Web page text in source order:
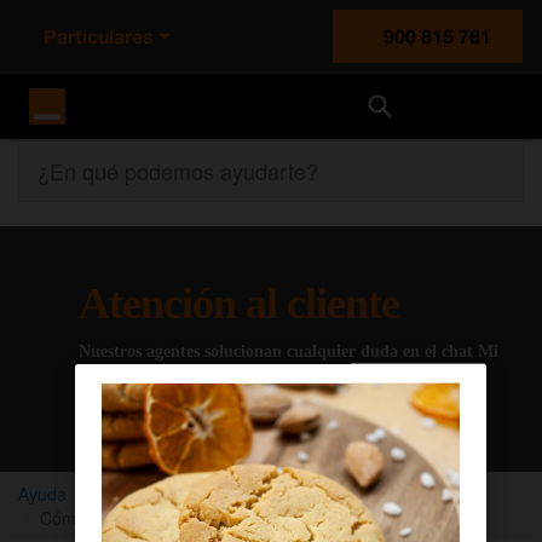
Particulares
900 815 761
Atención al cliente
Nuestros agentes solucionan cualquier duda en el chat Mi
Chatear con un agente
Ayuda Orange TV
Mi servicio
Cómo dar de baja un paquete de Orange TV